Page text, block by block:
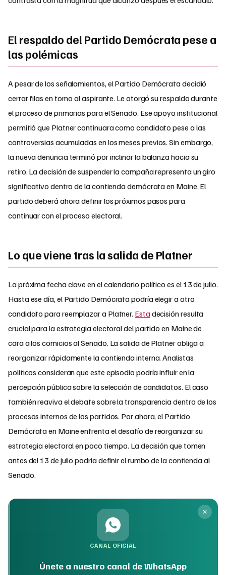
El respaldo del Partido Demócrata pese a
las polémicas
A pesar de los señalamientos, el Partido Demócrata decidió
cerrar filas en torno al aspirante. Le otorgó su respaldo durante
el proceso de primarias para el Senado. Ese apoyo institucional
permitió que Platner continuara como candidato pese a las
controversias acumuladas en los meses previos. Sin embargo,
la nueva denuncia terminó por inclinar la balanza hacia su
retiro. La decisión de suspender la campaña representa un giro
significativo dentro de la contienda demócrata en Maine. El
partido deberá ahora definir los próximos pasos para
continuar con el proceso electoral.
Lo que viene tras la salida de Platner
La próxima fecha clave en el calendario político es el 13 de julio.
Hasta ese día, el Partido Demócrata podría elegir a otro
candidato para reemplazar a Platner. Estadecisión resulta
crucial para la estrategia electoral del partido en Maine de
cara a los comicios al Senado. La salida de Platner obliga a
reorganizar rápidamente la contienda interna. Analistas
políticos consideran que este episodio podría influir en la
percepción pública sobre la selección de candidatos. El caso
también reaviva el debate sobre la transparencia dentro de los
procesos internos de los partidos. Por ahora, el Partido
Demócrata en Maine enfrenta el desafío de reorganizar su
estrategia electoral en poco tiempo. La decisión que tomen
antes del 13 de julio podría definir el rumbo de la contienda al
Senado.
CANAL OFICIAL
Únete a nuestro canal de WhatsApp